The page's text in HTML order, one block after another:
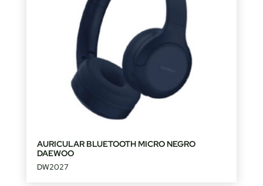
AURICULAR BLUETOOTH MICRO NEGRO
DAEWOO
DW2027